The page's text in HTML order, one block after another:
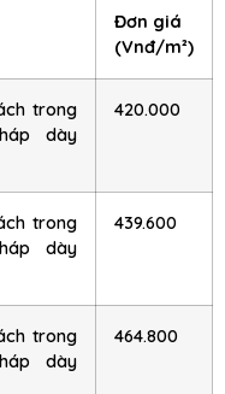
Đơn giá
(Vnđ/m²)
trong
dày
420.000
trong
dày
439.600
trong
dày
464.800